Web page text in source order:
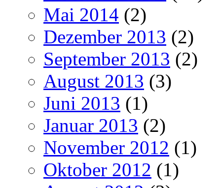
Mai 2014 (2)
Dezember 2013 (2)
September 2013 (2)
August 2013 (3)
Juni 2013 (1)
Januar 2013 (2)
November 2012 (1)
Oktober 2012 (1)